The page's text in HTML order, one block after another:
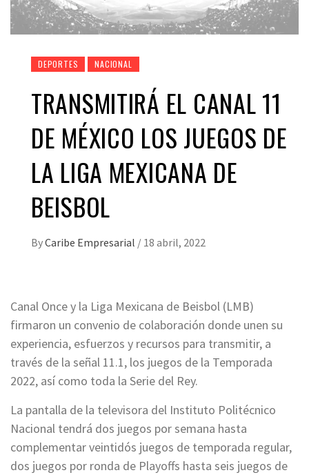
DEPORTES NACIONAL
TRANSMITIRÁ EL CANAL 11
DE MÉXICO LOS JUEGOS DE
LA LIGA MEXICANA DE
BEISBOL
ByCaribe Empresarial / 18 abril, 2022
Canal Once y la Liga Mexicana de Beisbol (LMB)
firmaron un convenio de colaboración donde unen su
experiencia, esfuerzos y recursos para transmitir, a
través de la señal 11.1, los juegos de la Temporada
2022, así como toda la Serie del Rey.
La pantalla de la televisora del Instituto Politécnico
Nacional tendrá dos juegos por semana hasta
complementar veintidós juegos de temporada regular,
dos juegos por ronda de Playoffs hasta seis juegos de